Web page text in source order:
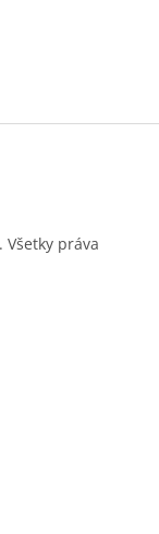
. Všetky práva